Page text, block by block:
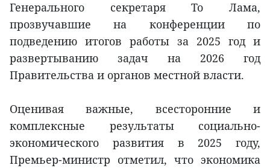
Генерального секретаря То Лама,
прозвучавшие на конференции по
подведению итогов работы за 2025 год и
развертыванию задач на 2026 год
Правительства и органов местной власти.
Оценивая важные, всесторонние и
комплексные результаты социально-
экономического развития в 2025 году,
Премьер-министр отметил, что экономика